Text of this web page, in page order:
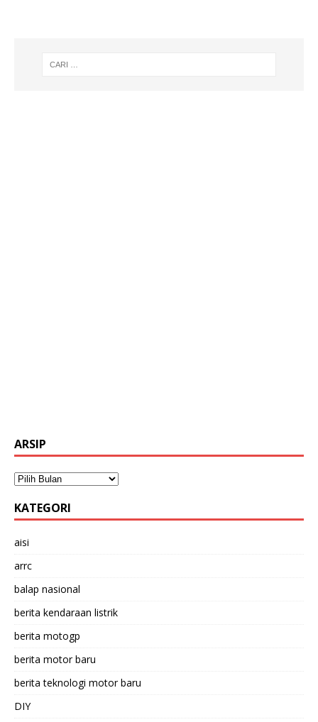
ARSIP
KATEGORI
aisi
arrc
balap nasional
berita kendaraan listrik
berita motogp
berita motor baru
berita teknologi motor baru
DIY